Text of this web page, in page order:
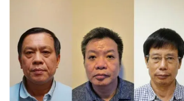
Theo dõi báo trên
Cơ quan chủ quản: Đài Truyền hình Việt Nam
Cơ quan báo chí:Thời báo VTV